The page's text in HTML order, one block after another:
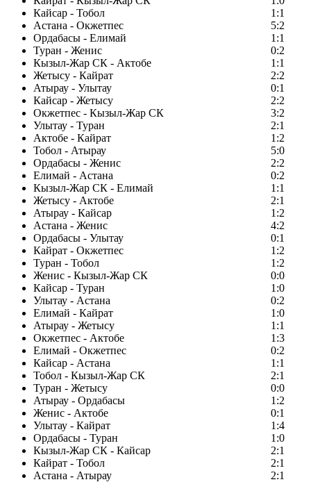
Кайсар - Тобол
1:1
Астана - Окжетпес
5:2
Ордабасы - Елимай
1:1
Туран - Женис
0:2
Кызыл-Жар СК - Актобе
1:1
Жетысу - Кайрат
2:2
Атырау - Улытау
0:1
Кайсар - Жетысу
2:2
Окжетпес - Кызыл-Жар СК
3:2
Улытау - Туран
2:1
Актобе - Кайрат
1:2
Тобол - Атырау
5:0
Ордабасы - Женис
2:2
Елимай - Астана
0:2
Кызыл-Жар СК - Елимай
1:1
Жетысу - Актобе
2:1
Атырау - Кайсар
1:2
Астана - Женис
4:2
Ордабасы - Улытау
0:1
Кайрат - Окжетпес
1:2
Туран - Тобол
1:2
Женис - Кызыл-Жар СК
0:0
Кайсар - Туран
1:0
Улытау - Астана
0:2
Елимай - Кайрат
1:0
Атырау - Жетысу
1:1
Окжетпес - Актобе
1:3
Елимай - Окжетпес
0:2
Кайсар - Астана
1:1
Тобол - Кызыл-Жар СК
2:1
Туран - Жетысу
0:0
Атырау - Ордабасы
1:2
Женис - Актобе
0:1
Улытау - Кайрат
1:4
Ордабасы - Туран
1:0
Кызыл-Жар СК - Кайсар
2:1
Кайрат - Тобол
2:1
Астана - Атырау
2:1